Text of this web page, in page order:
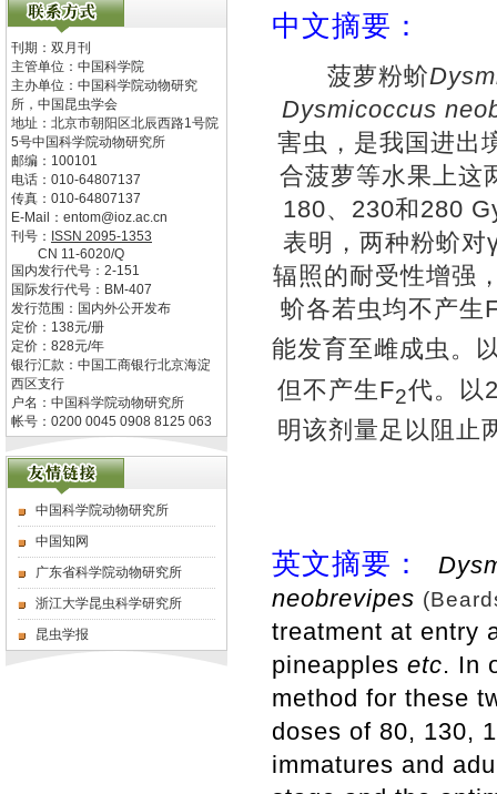
刊期：双月刊
主管单位： 中国科学院
主办单位： 中国科学院动物研究
所，中国昆虫学会
地址： 北京市朝阳区北辰西路1号院
5号中国科学院动物研究所
邮编： 100101
电话： 010-64807137
传真： 010-64807137
E-Mail： entom@ioz.ac.cn
刊号： ISSN 2095-1353
CN 11-6020/Q
国内发行代号： 2-151
国际发行代号： BM-407
发行范围：国内外公开发布
定价： 138元/册
定价： 828元/年
银行汇款：中国工商银行北京海淀
西区支行
户名：中国科学院动物研究所
帐号：0200 0045 0908 8125 063
中国科学院动物研究所
中国知网
广东省科学院动物研究所
浙江大学昆虫科学研究所
昆虫学报
中文摘要：
菠萝粉蚧
Dysmicoccus
害虫，是我国进出
合菠萝等水果上这
180、 230和280
表明，两种粉蚧对
辐照的耐受性增强
蚧各若虫均不产生
能发育至雌成虫。
但不产生F2代。以
明该剂量足以阻止
英文摘要：
neobrevipes
treatment at entry
pineapples etc. In
method for these
doses of 80, 130,
immatures and